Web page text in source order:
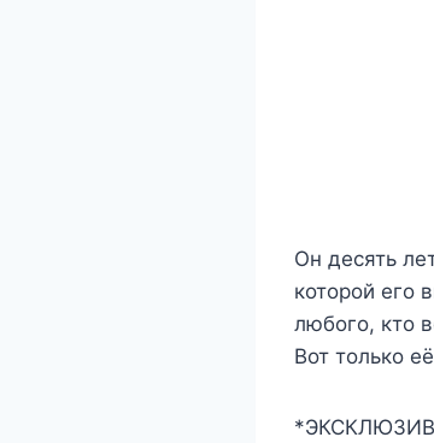
Он десять
которой его
любого, кто
Вот только